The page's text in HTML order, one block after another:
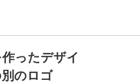
ったデザイ
のロゴ